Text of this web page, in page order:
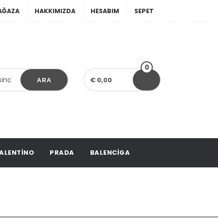
HAKKIMIZDA HESABIM SEPET
ARA € 0,00
0
PRADA BALENCIGA